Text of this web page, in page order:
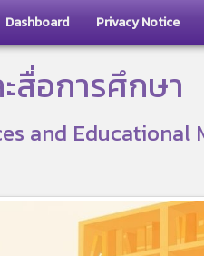
Dashboard Privacy Notice
สื่อการศึกษา
and Educational